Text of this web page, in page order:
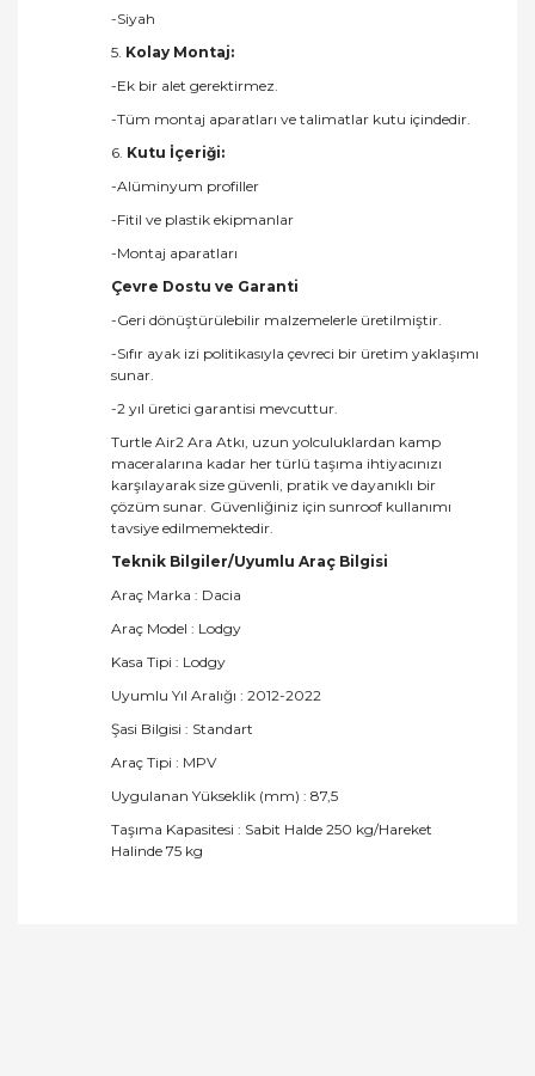
-Siyah
5. Kolay Montaj:
-Ek bir alet gerektirmez.
-Tüm montaj aparatları ve talimatlar kutu içindedir.
6. Kutu İçeriği:
-Alüminyum profiller
-Fitil ve plastik ekipmanlar
-Montaj aparatları
Çevre Dostu ve Garanti
-Geri dönüştürülebilir malzemelerle üretilmiştir.
-Sıfır ayak izi politikasıyla çevreci bir üretim yaklaşımı
sunar.
-2 yıl üretici garantisi mevcuttur.
Turtle Air2 Ara Atkı, uzun yolculuklardan kamp
maceralarına kadar her türlü taşıma ihtiyacınızı
karşılayarak size güvenli, pratik ve dayanıklı bir
çözüm sunar. Güvenliğiniz için sunroof kullanımı
tavsiye edilmemektedir.
Teknik Bilgiler/Uyumlu Araç Bilgisi
Araç Marka : Dacia
Araç Model : Lodgy
Kasa Tipi : Lodgy
Uyumlu Yıl Aralığı : 2012-2022
Şasi Bilgisi : Standart
Araç Tipi : MPV
Uygulanan Yükseklik (mm) : 87,5
Taşıma Kapasitesi : Sabit Halde 250 kg/Hareket
Halinde 75 kg